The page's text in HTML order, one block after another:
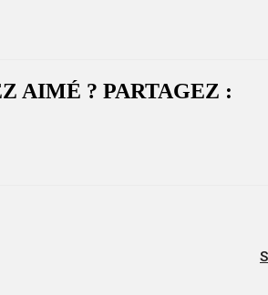
AIMÉ ? PARTAGEZ :